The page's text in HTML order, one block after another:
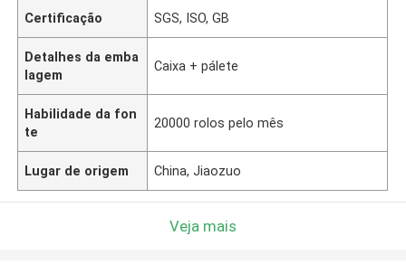
Certificação SGS, ISO, GB
Detalhes da emba
lagem
Caixa + pálete
Habilidade da fon
te
20000 rolos pelo mês
Lugar de origem China, Jiaozuo
Veja mais